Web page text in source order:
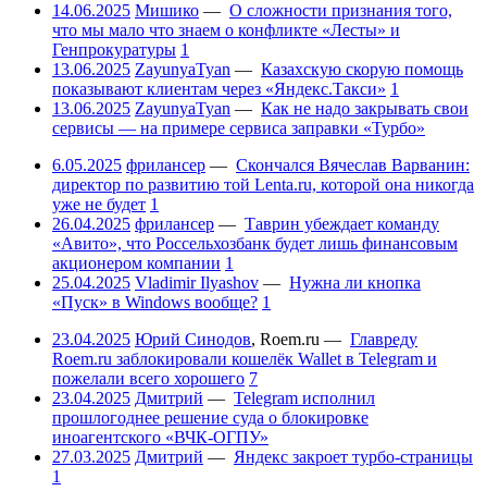
14.06.2025 Мишико — О сложности признания того,
что мы мало что знаем о конфликте «Лесты» и
Генпрокуратуры 1
13.06.2025 ZayunyaTyan — Казахскую скорую помощь
показывают клиентам через «Яндекс.Такси» 1
13.06.2025 ZayunyaTyan — Как не надо закрывать свои
сервисы — на примере сервиса заправки «Турбо»
6.05.2025 фрилансер — Скончался Вячеслав Варванин:
директор по развитию той Lenta.ru, которой она никогда
уже не будет 1
26.04.2025 фрилансер — Таврин убеждает команду
«Авито», что Россельхозбанк будет лишь финансовым
акционером компании 1
25.04.2025 Vladimir Ilyashov — Нужна ли кнопка
«Пуск» в Windows вообще? 1
23.04.2025 Юрий Синодов, Roem.ru — Главреду
Roem.ru заблокировали кошелёк Wallet в Telegram и
пожелали всего хорошего 7
23.04.2025 Дмитрий — Telegram исполнил
прошлогоднее решение суда о блокировке
иноагентского «ВЧК-ОГПУ»
27.03.2025 Дмитрий — Яндекс закроет турбо-страницы
1